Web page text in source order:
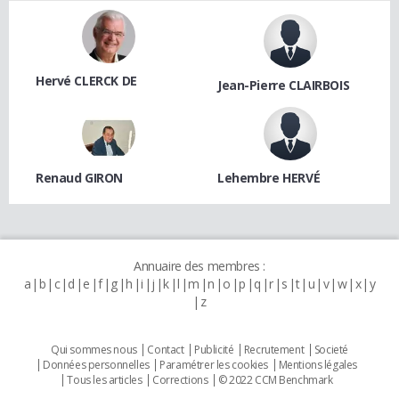
Hervé CLERCK DE Jean-Pierre CLAIRBOIS
Renaud GIRON Lehembre HERVÉ
Annuaire des membres :
a b c d e f g h i j k l m n o p q r s t u v w x y
z
Qui sommes nous Contact Publicité Recrutement
Societé
Données personnelles
Paramétrer les cookies
Mentions légales
Tous les articles
Corrections © 2022 CCM Benchmark